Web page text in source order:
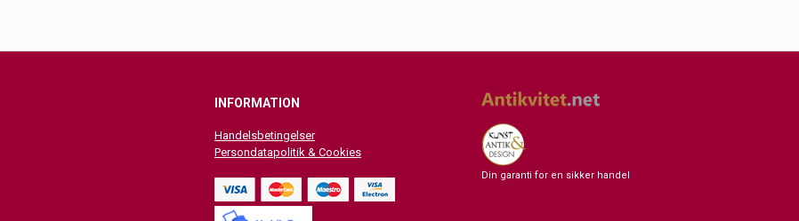
INFORMATION
Handelsbetingelser
Persondatapolitik & Cookies
Din garanti for en sikker handel